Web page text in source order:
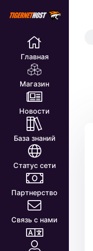
Главная
Магазин
Новости
База знаний
Статус сети
Партнерство
Связь с нами